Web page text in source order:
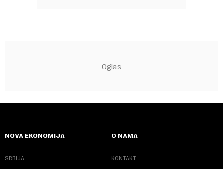
NOVA EKONOMIJA
SRBIJA
O NAMA
KONTAKT